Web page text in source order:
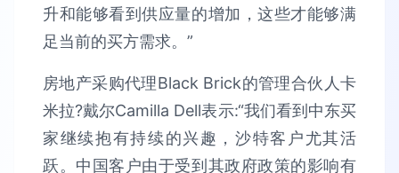
升和能够看到供应量的增加，这些才能够满
足当前的买方需求。”
房地产采购代理Black Brick的管理合伙人卡
米拉?戴尔Camilla Dell表示:“我们看到中东买
家继续抱有持续的兴趣，沙特客户尤其活
跃。中国客户由于受到其政府政策的影响有